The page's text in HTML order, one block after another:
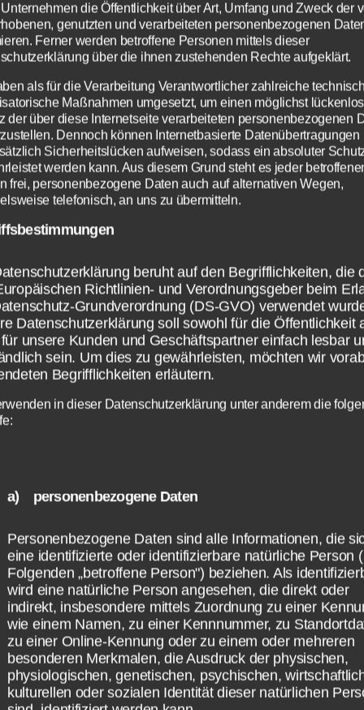
GLOVES © FC Photography –
© Tino Neitz – Fotolia.com
studying © Ana Blazic Pavlovic –
commentator © Minerva Studio –
in multiplex movie theater © nyul –
PC and touchscreen smartphone ©
Brasil 1 © KB3 – Fotolia.com
– rechtliche
für Inhalte
Information und nicht der
Fällen. Wir sind bemüht, für die
aller auf der Website enthaltenen
und Daten gemäß § 7 Abs.1 TMG zu
Für die Korrektheit, Vollständigkeit,
der bereitgestellten Informationen
wird jedoch keine Gewähr nach §§ 8 bis 10
die Öffentlichkeit über Art, Umfang und Zweck der
genutzten und verarbeiteten personenbezogenen
Ferner werden betroffene Personen mittels dieser
über die ihnen zustehenden Rechte aufgeklärt.
als für die Verarbeitung Verantwortlicher zahlreiche
Maßnahmen umgesetzt, um einen möglichst
der über diese Internetseite verarbeiteten personenbezogenen
Dennoch können Internetbasierte Datenübertragungen
Sicherheitslücken aufweisen, sodass ein absoluter
werden kann. Aus diesem Grund steht es jeder
frei, personenbezogene Daten auch auf alternativen Wegen,
telefonisch, an uns zu übermitteln.
beruht auf den Begrifflichkeiten, die
Richtlinien- und Verordnungsgeber beim
Grundverordnung (DS-GVO) verwendet
Datenschutzerklärung soll sowohl für die Öffentlichkeit
unsere Kunden und Geschäftspartner einfach lesbar
sein. Um dies zu gewährleisten, möchten wir
Begrifflichkeiten erläutern.
in dieser Datenschutzerklärung unter anderem die
a) personenbezogene Daten
Personenbezogene Daten sind alle Informationen, die
eine identifizierte oder identifizierbare natürliche Person
Folgenden „betroffene Person") beziehen. Als
wird eine natürliche Person angesehen, die direkt oder
indirekt, insbesondere mittels Zuordnung zu einer
wie einem Namen, zu einer Kennnummer, zu
zu einer Online-Kennung oder zu einem oder mehreren
besonderen Merkmalen, die Ausdruck der physischen,
physiologischen, genetischen, psychischen,
kulturellen oder sozialen Identität dieser natürlichen